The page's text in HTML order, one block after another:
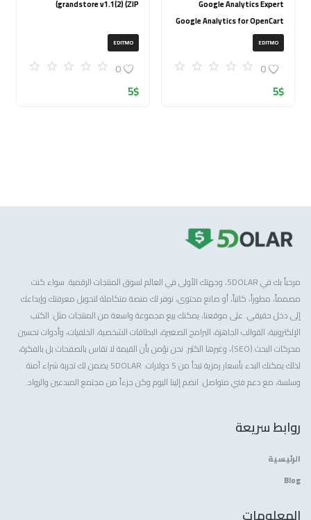
Google Analytics Expert
Google Analytics for OpenCart
(ZIP)
EDITMO
0
5$
grandstore v1.1(2) (ZIP)
EDITMO
0
5$
مرحباً بك في 5DOLAR، وجهتك الأولى في العالم لسوق المنتجات الرقمية. سواء كنت
مصمماً، مطوراً، كاتباً، أو صانع محتوى، نوفر لك منصة متكاملة لتحويل معرفتك وإبداعك
إلى دخل حقيقي. على موقعنا، يمكنك بيع مجموعة واسعة من المنتجات مثل: الكتب
الإلكترونية، القوالب الجاهزة، البرامج الصغيرة، البطاقات الشخصية، الخلفيات، وأدوات تحسين
محركات البحث (SEO)، وغيرها الكثير. نحن نؤمن بأن القيمة لا تقاس بالصفحات بل بالفكرة،
لذلك يمكنك البدء بأسعار رمزية تبدأ من 5 دولارات. 5DOLAR يضمن لك تجربة شراء آمنة
وسلسة، مع دعم فني متواصل. انضم إلينا اليوم وكن جزءاً من مجتمع المبدعين والرواد.
روابط سريعة
الرئيسية
Blog